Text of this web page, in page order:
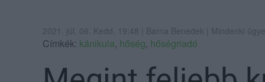
2021. júl. 06. Kedd, 19:48 | Barna Benedek | Mindenki ügye
Címkék: kánikula, hőség, hőségriadó